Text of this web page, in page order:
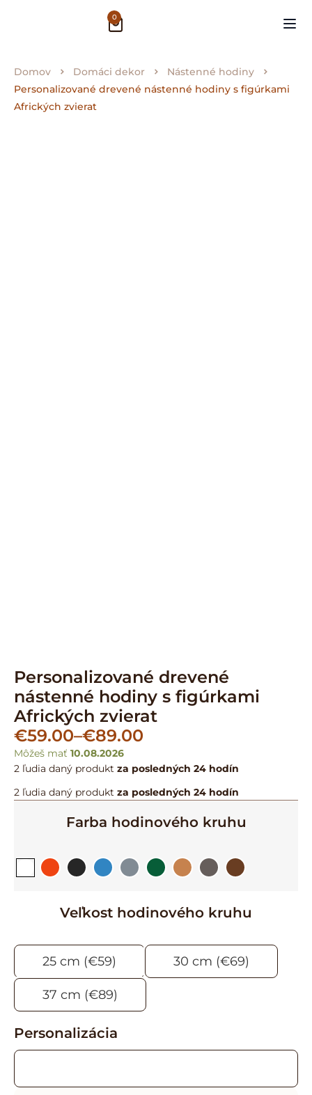
0
Domov Domáci dekor
Nástenné hodiny
Personalizované drevené nástenné hodiny s figúrkami
Afrických zvierat
Personalizované drevené
nástenné hodiny s figúrkami
Afrických zvierat
€59.00–€89.00
Môžeš mať 10.08.2026
2 ľudia daný produkt za posledných 24 hodín
2 ľudia daný produkt za posledných 24 hodín
Farba hodinového kruhu
Veľkost hodinového kruhu
25 cm (€59) 30 cm (€69)
37 cm (€89)
Personalizácia